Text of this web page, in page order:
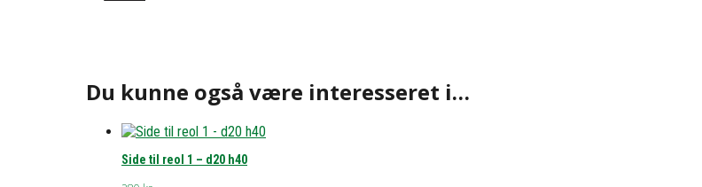
Du kunne også være interesseret i…
Side til reol 1 – d20 h40